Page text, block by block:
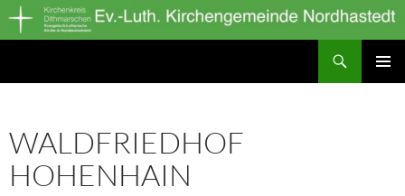
Zum
Inhalt
WALDFRIEDHOF
HOHENHAIN